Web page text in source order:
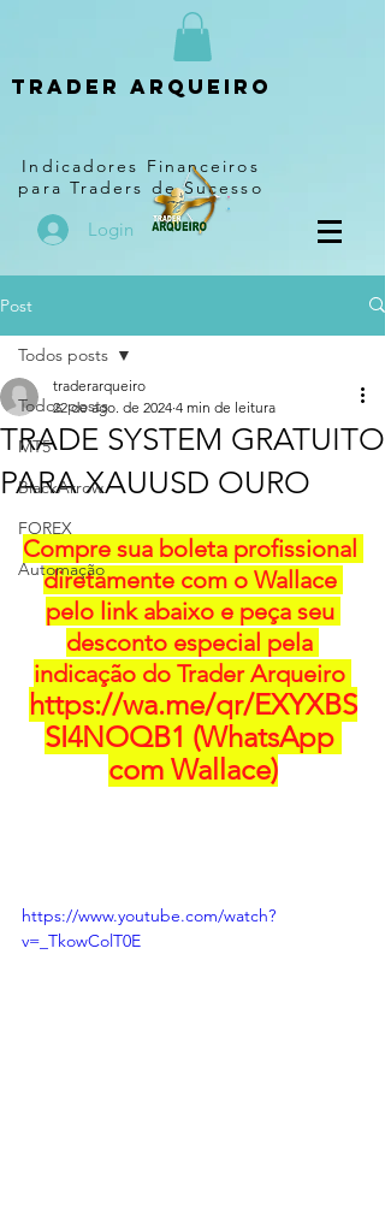
Trader arqueiro
Indicadores Financeiros
para Traders de Sucesso
Login
Post
Todos posts
MT5
BlackArrow
FOREX
Automação
Todos posts
TRADE SYSTEM GRATUITO
PARA XAUUSD OURO
traderarqueiro
22 de ago. de 2024 4 min de leitura
Compre sua boleta profissional
diretamente com o Wallace
pelo link abaixo e peça seu
desconto especial pela
indicação do Trader Arqueiro
https://wa.me/qr/EXYXBS
SI4NOQB1 (WhatsApp
com Wallace)
https://www.youtube.com/watch?
v=_TkowColT0E